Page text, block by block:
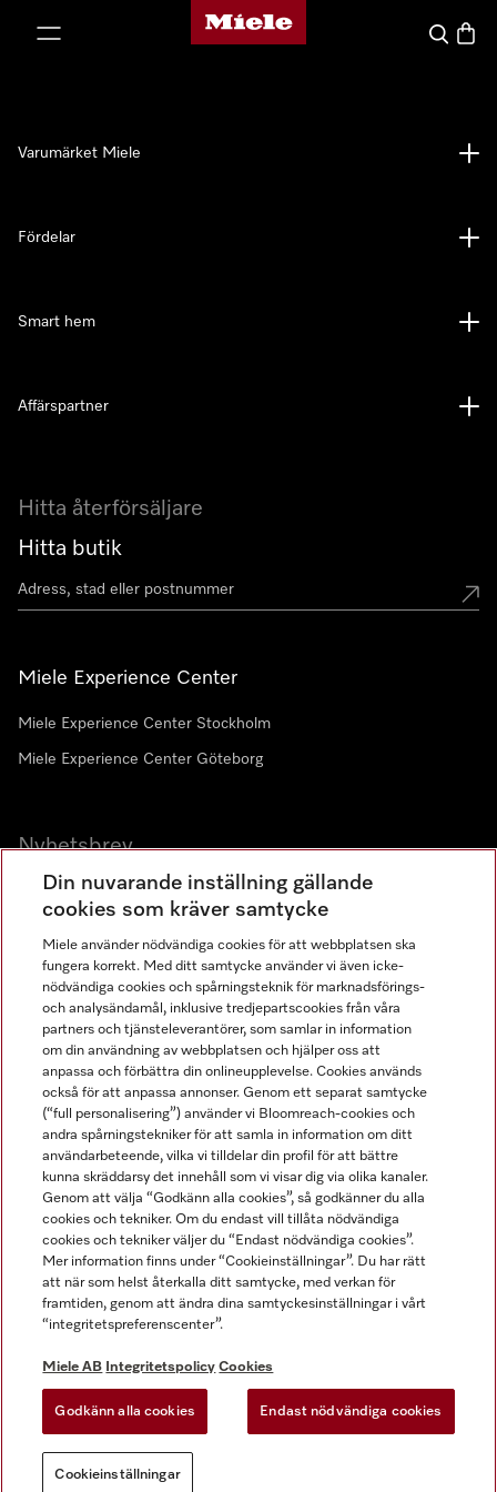
Mieles hemsida
Sök
Hitta återförsäljare
Hitta butik
Miele Experience Center
Miele Experience Center Stockholm
Miele Experience Center Göteborg
Nyhetsbrev
Gå med i vår gemenskap
Varumärket Miele
Fördelar
Smart hem
Affärspartner
Miele AB
Allmänna villkor
Användarvillkor
Miele tillgänglighetsförklaring
Lagen om digitala tjänster
Miele på LinkedIn
Miele på Facebook
Miele på Instagram
Miele på Youtube
Din nuvarande inställning gällande
cookies som kräver samtycke
Miele använder nödvändiga cookies för att webbplatsen ska
fungera korrekt. Med ditt samtycke använder vi även icke-
nödvändiga cookies och spårningsteknik för marknadsförings-
och analysändamål, inklusive tredjepartscookies från våra
partners och tjänsteleverantörer, som samlar in information
om din användning av webbplatsen och hjälper oss att
anpassa och förbättra din onlineupplevelse. Cookies används
också för att anpassa annonser. Genom ett separat samtycke
(“full personalisering”) använder vi Bloomreach-cookies och
andra spårningstekniker för att samla in information om ditt
användarbeteende, vilka vi tilldelar din profil för att bättre
kunna skräddarsy det innehåll som vi visar dig via olika kanaler.
Genom att välja “Godkänn alla cookies”, så godkänner du alla
cookies och tekniker. Om du endast vill tillåta nödvändiga
cookies och tekniker väljer du “Endast nödvändiga cookies”.
Mer information finns under “Cookieinställningar”. Du har rätt
att när som helst återkalla ditt samtycke, med verkan för
framtiden, genom att ändra dina samtyckesinställningar i vårt
“integritetspreferenscenter”.
Miele AB Integritetspolicy Cookies
Godkänn alla cookies Endast nödvändiga cookies
Cookieinställningar